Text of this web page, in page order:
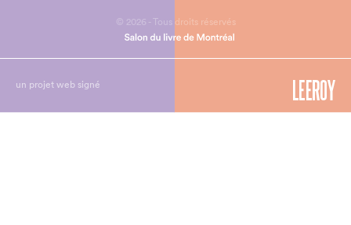
© 2026 - Tous droits réservés
un projet web signé